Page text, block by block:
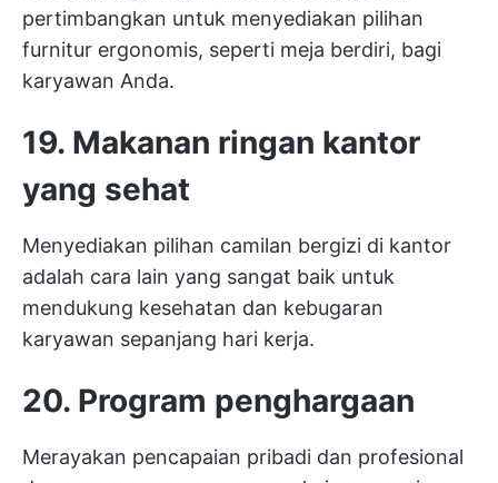
pertimbangkan untuk menyediakan pilihan
furnitur ergonomis, seperti meja berdiri, bagi
karyawan Anda.
19. Makanan ringan kantor
yang sehat
Menyediakan pilihan camilan bergizi di kantor
adalah cara lain yang sangat baik untuk
mendukung kesehatan dan kebugaran
karyawan sepanjang hari kerja.
20. Program penghargaan
Merayakan pencapaian pribadi dan profesional